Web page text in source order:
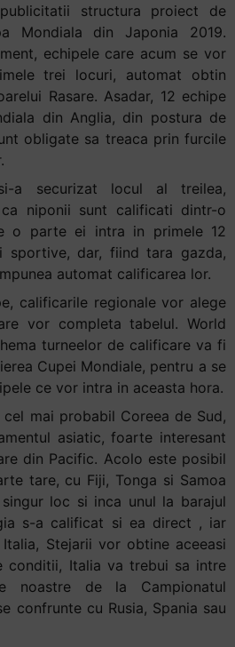
structura proiect de
Mondiala din Japonia 2019.
echipele care acum se vor
trei locuri, automat obtin
Rasare. Asadar, 12 echipe
din Anglia, din postura de
obligate sa treaca prin furcile
a securizat locul al treilea,
niponii sunt calificati dintr-o
o parte ei intra in primele 12
sportive, dar, fiind tara gazda,
automat calificarea lor.
calificarile regionale vor alege
vor completa tabelul. World
turneelor de calificare va fi
Cupei Mondiale, pentru a se
ce vor intra in aceasta hora.
mai probabil Coreea de Sud,
asiatic, foarte interesant
din Pacific. Acolo este posibil
tare, cu Fiji, Tonga si Samoa
loc si inca unul la barajul
s-a calificat si ea direct , iar
Stejarii vor obtine aceeasi
conditii, Italia va trebui sa intre
noastre de la Campionatul
confrunte cu Rusia, Spania sau